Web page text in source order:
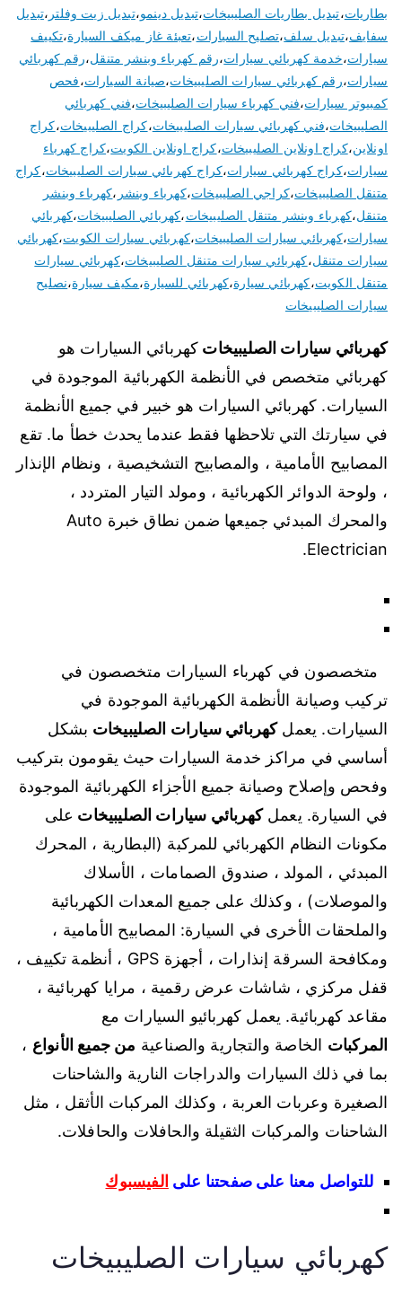
بطاريات،تبديل بطاريات الصليبيخات،تبديل دينمو،تبديل زيت وفلتر ،تبديل
سفايف،تبديل سلف،تصليح السيارات،تعبئة غاز ميكف السيارة،تكييف
سيارات،خدمة كهربائي سيارات،رقم كهرباء وبنشر متنقل،رقم كهربائي
سيارات،رقم كهربائي سيارات الصليبيخات،صيانة السيارات،فحص
كمبيوتر سيارات،فني كهرباء سيارات الصليبيخات،فني كهربائي
الصليبيخات،فني كهربائي سيارات الصليبيخات،كراج الصليبيخات،كراج
اونلاين،كراج اونلاين الصليبيخات،كراج اونلاين الكويت،كراج كهرباء
سيارات،كراج كهربائي سيارات،كراج كهربائي سيارات الصليبيخات،كراج
متنقل الصليبيخات،كراجي الصليبيخات،كهرباء وبنشر ،كهرباء وبنشر
متنقل،كهرباء وبنشر متنقل الصليبيخات،كهربائي الصليبيخات،كهربائي
سيارات،كهربائي سيارات الصليبيخات،كهربائي سيارات الكويت،كهربائي
سيارات متنقل،كهربائي سيارات متنقل الصليبيخات،كهربائي سيارات
متنقل الكويت،كهربائي سيارة،كهربائي للسيارة،مكيف سيارة،نصليح
سيارات الصليبيخات
كهربائي سيارات الصليبيخات كهربائي السيارات هو
كهربائي متخصص في الأنظمة الكهربائية الموجودة في
السيارات. كهربائي السيارات هو خبير في جميع الأنظمة
في سيارتك التي تلاحظها فقط عندما يحدث خطأ ما. تقع
المصابيح الأمامية ، والمصابيح التشخيصية ، ونظام الإنذار
، ولوحة الدوائر الكهربائية ، ومولد التيار المتردد ،
والمحرك المبدئي جميعها ضمن نطاق خبرة Auto
Electrician.
متخصصون في كهرباء السيارات متخصصون في
تركيب وصيانة الأنظمة الكهربائية الموجودة في
السيارات. يعملكهربائي سيارات الصليبيخات بشكل
أساسي في مراكز خدمة السيارات حيث يقومون بتركيب
وفحص وإصلاح وصيانة جميع الأجزاء الكهربائية الموجودة
في السيارة. يعملكهربائي سيارات الصليبيخات على
مكونات النظام الكهربائي للمركبة (البطارية ، المحرك
المبدئي ، المولد ، صندوق الصمامات ، الأسلاك
والموصلات) ، وكذلك على جميع المعدات الكهربائية
والملحقات الأخرى في السيارة: المصابيح الأمامية ،
ومكافحة السرقة إنذارات ، أجهزة GPS ، أنظمة تكييف ،
قفل مركزي ، شاشات عرض رقمية ، مرايا كهربائية ،
مقاعد كهربائية. يعمل كهربائيو السيارات مع
المركبات الخاصة والتجارية والصناعية من جميع الأنواع ،
بما في ذلك السيارات والدراجات النارية والشاحنات
الصغيرة وعربات العربة ، وكذلك المركبات الأثقل ، مثل
الشاحنات والمركبات الثقيلة والحافلات والحافلات.
للتواصل معنا على صفحتنا على الفيسبوك
كهربائي سيارات الصليبيخات